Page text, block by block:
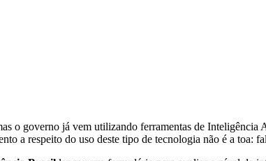
o governo já vem utilizando ferramentas de
a respeito do uso deste tipo de tecnologia não é a toa: